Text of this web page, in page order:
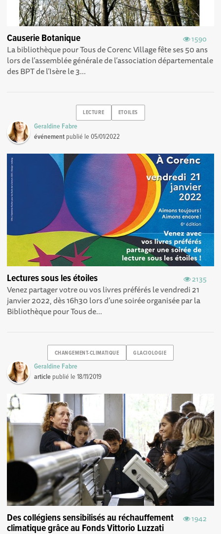
1590
Causerie Botanique
La bibliothèque pour Tous de Corenc Village fête ses 50 ans
lors de l’assemblée générale de l’association départementale
des BPT de l’Isère le 3...
LECTURE ETOILES
Geraldine Fabre
événement publié le05/01/2022
2135
Lectures sous les étoiles
Venez partager votre ou vos livres préférés le vendredi 21
janvier 2022, dès 16h30 lors d’une soirée organisée par la
Bibliothèque pour Tous de...
CHANGEMENT-CLIMATIQUE GLACIOLOGIE
Geraldine Fabre
article publié le18/11/2019
1942
Des collégiens sensibilisés au réchauffement
climatique grâce au Fonds Vittorio Luzzati